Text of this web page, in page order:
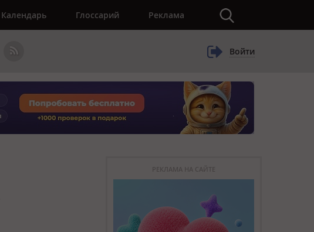
Календарь Глоссарий Реклама
Войти
РЕКЛАМА НА САЙТЕ